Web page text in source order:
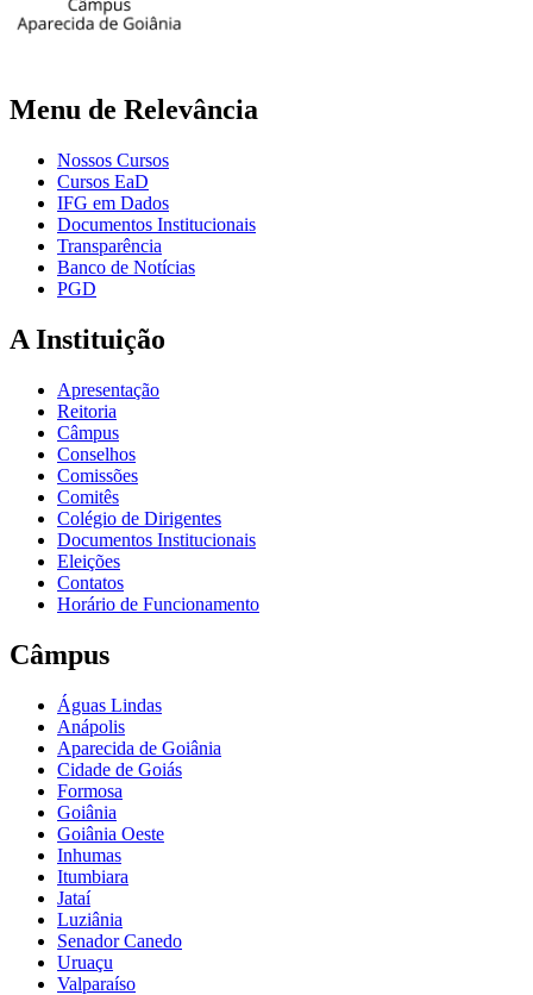
Menu de Relevância
Nossos Cursos
Cursos EaD
IFG em Dados
Documentos Institucionais
Transparência
Banco de Notícias
PGD
A Instituição
Apresentação
Reitoria
Câmpus
Conselhos
Comissões
Comitês
Colégio de Dirigentes
Documentos Institucionais
Eleições
Contatos
Horário de Funcionamento
Câmpus
Águas Lindas
Anápolis
Aparecida de Goiânia
Cidade de Goiás
Formosa
Goiânia
Goiânia Oeste
Inhumas
Itumbiara
Jataí
Luziânia
Senador Canedo
Uruaçu
Valparaíso